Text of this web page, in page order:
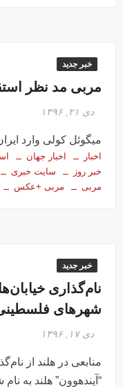
خبر جدید
مربی مد نظر
دی ۲۱, ۱۳۹۶
میگوئل کولی وارد
اخبار اخبار جهان
خبر روز
سایت خبری
مربی
مربی +عکس
خبر جدید
نام‌گذاری
شهرهای
دی ۱۷, ۱۳۹۶
منابعی در هلند از
“آیندهوون” هلند به